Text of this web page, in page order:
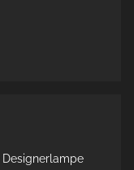
Designerlampe